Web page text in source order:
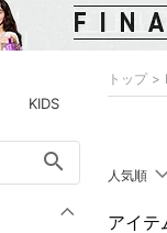
KIDS
search
トップ
人気順
アイテ